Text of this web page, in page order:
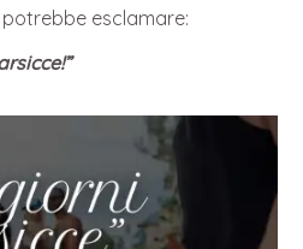
esclamare: